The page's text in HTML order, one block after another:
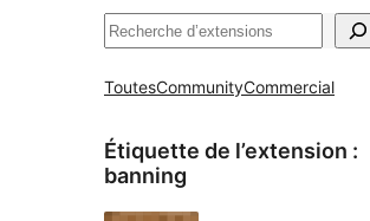
Rechercher
ToutesCommunityCommercial
Étiquette de l’extension :
banning